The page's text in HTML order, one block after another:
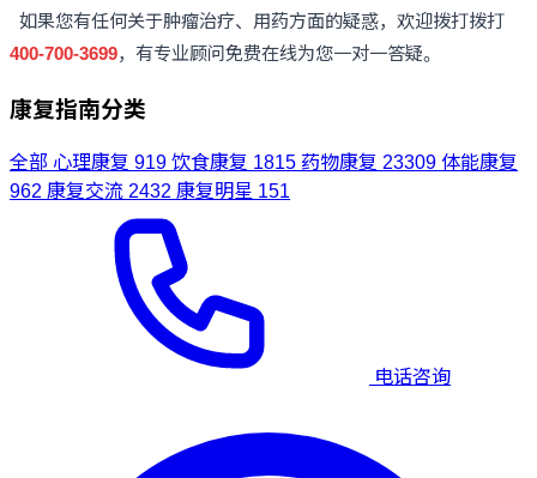
如果您有任何关于肿瘤治疗、用药方面的疑惑，欢迎拨打拨打
400-700-3699，有专业顾问免费在线为您一对一答疑。
康复指南分类
全部 心理康复 919饮食康复 1815 药物康复 23309 体能康复
962 康复交流 2432 康复明星 151
电话咨询